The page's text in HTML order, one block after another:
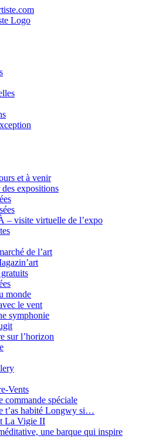
et à venir
expositions
– visite virtuelle de l’expo
de l’art
monde
le vent
symphonie
sur l’horizon
Vents
commande spéciale
t’as habité Longwy si…
La Vigie II
une barque qui inspire